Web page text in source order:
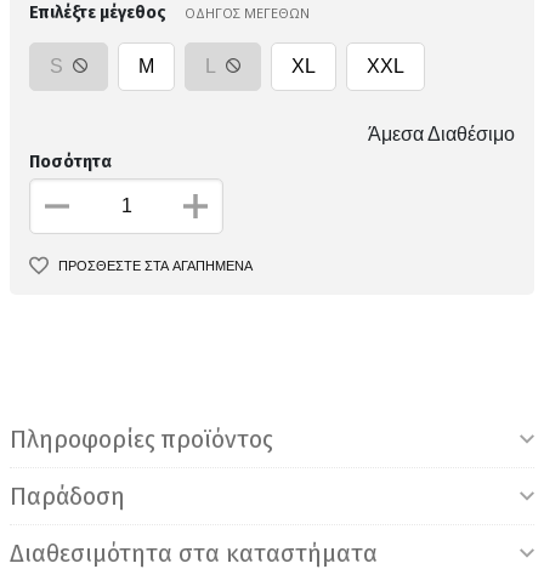
Επιλέξτε μέγεθος ΟΔΗΓΟΣ ΜΕΓΕΘΩΝ
S M XL XXL
Άμεσα Διαθέσιμο
Ποσότητα
ΠΡΟΣΘΕΣΤΕ ΣΤΑ ΑΓΑΠΗΜΕΝΑ
Πληροφορίες προϊόντος
Παράδοση
Διαθεσιμότητα στα καταστήματα